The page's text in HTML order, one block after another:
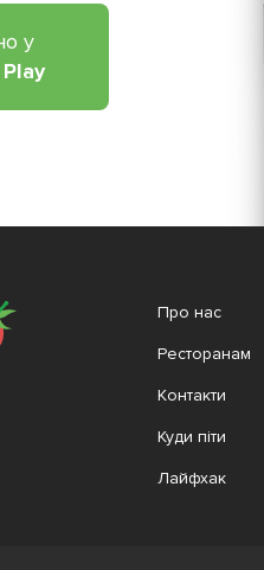
у
Про нас
Ресторанам
Контакти
Куди піти
Лайфхак